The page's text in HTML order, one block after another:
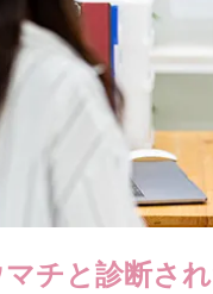
チと診断さ